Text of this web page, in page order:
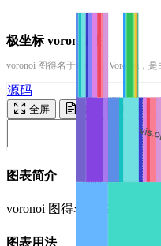
极坐标 voronoi 图
voronoi 图得名于 Georgy Voronoi，
源码
全屏 运行
图表简介
voronoi 图得名于 Georgy
图表用法